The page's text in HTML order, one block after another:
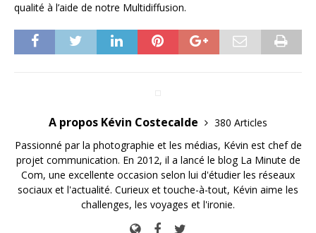
qualité à l’aide de notre Multidiffusion.
A propos Kévin Costecalde
380 Articles
Passionné par la photographie et les médias, Kévin est chef de
projet communication. En 2012, il a lancé le blog La Minute de
Com, une excellente occasion selon lui d'étudier les réseaux
sociaux et l'actualité. Curieux et touche-à-tout, Kévin aime les
challenges, les voyages et l'ironie.